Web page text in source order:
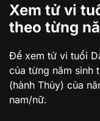
Xem tử vi
theo từng
Để xem tử vi tuổi
của từng năm sinh
(hành Thủy) của
nam/nữ.